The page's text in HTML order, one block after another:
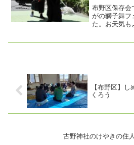
布野区保存会
がの獅子舞フ
た。お天気も
存会の皆さ
過ごせまし
【布野区】
くろう
古野神社のけやきの住人